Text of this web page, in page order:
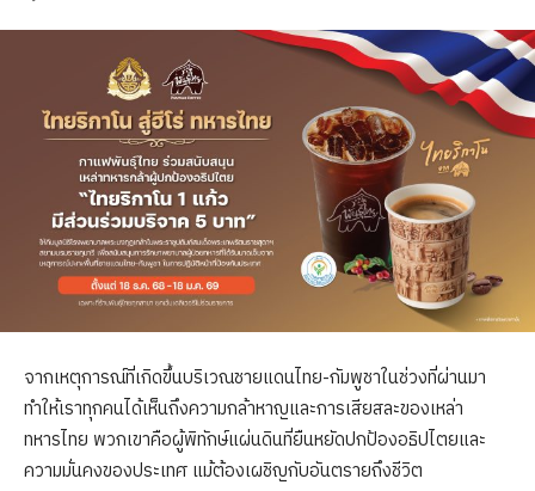
จากเหตุการณ์ที่เกิดขึ้นบริเวณชายแดนไทย-กัมพูชาในช่วงที่ผ่านมา
ทำให้เราทุกคนได้เห็นถึงความกล้าหาญและการเสียสละของเหล่า
ทหารไทย พวกเขาคือผู้พิทักษ์แผ่นดินที่ยืนหยัดปกป้องอธิปไตยและ
ความมั่นคงของประเทศ แม้ต้องเผชิญกับอันตรายถึงชีวิต